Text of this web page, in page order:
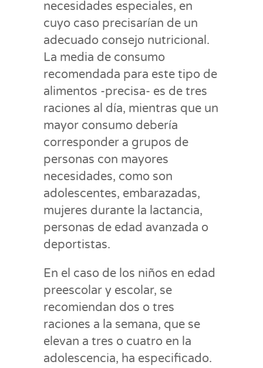
necesidades especiales, en
cuyo caso precisarían de un
adecuado consejo nutricional.
La media de consumo
recomendada para este tipo de
alimentos -precisa- es de tres
raciones al día, mientras que un
mayor consumo debería
corresponder a grupos de
personas con mayores
necesidades, como son
adolescentes, embarazadas,
mujeres durante la lactancia,
personas de edad avanzada o
deportistas.
En el caso de los niños en edad
preescolar y escolar, se
recomiendan dos o tres
raciones a la semana, que se
elevan a tres o cuatro en la
adolescencia, ha especificado.